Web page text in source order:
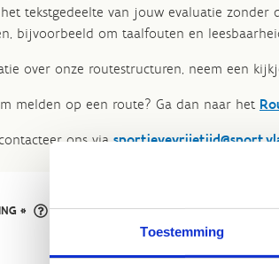
Toestemming
tekstgedeelte van jouw evaluatie zonder
bijvoorbeeld om taalfouten en
over onze routestructuren, neem een
melden op een route? Ga dan naar het
ons via
*